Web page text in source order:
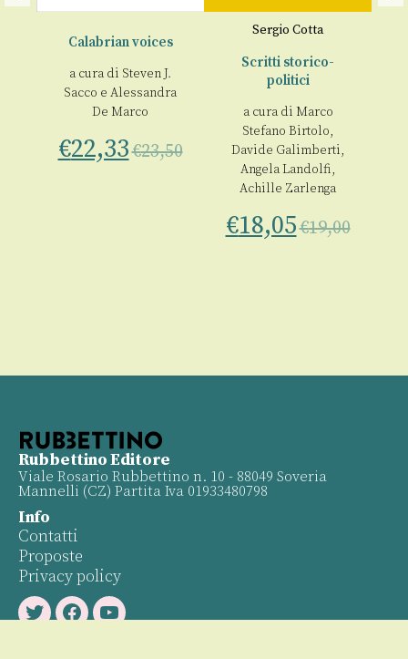
Calabrian voices
a cura di Steven J.
Sacco e Alessandra
De Marco
€22,33€23,50
Sergio Cotta
Scritti storico-
politici
a cura di Marco
Stefano Birtolo,
Davide Galimberti,
Angela Landolfi,
Achille Zarlenga
€18,05€19,00
Rubbettino Editore
Viale Rosario Rubbettino n. 10 - 88049 Soveria
Mannelli (CZ) Partita Iva 01933480798
Info
Contatti
Proposte
Privacy policy
TwitterFacebookYoutube